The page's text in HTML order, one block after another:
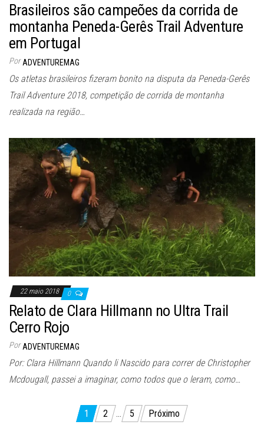
Brasileiros são campeões da corrida de
montanha Peneda-Gerês Trail Adventure
em Portugal
Por ADVENTUREMAG
Os atletas brasileiros fizeram bonito na disputa da Peneda-Gerês
Trail Adventure 2018, competição de corrida de montanha
realizada na região…
22 maio 2018 0
Relato de Clara Hillmann no Ultra Trail
Cerro Rojo
Por ADVENTUREMAG
Por: Clara Hillmann Quando li Nascido para correr de Christopher
Mcdougall, passei a imaginar, como todos que o leram, como…
Paginação 1 2 … 5 Próximo